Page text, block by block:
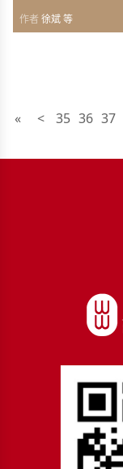
作者 徐斌 等
« < 35 36 37